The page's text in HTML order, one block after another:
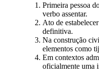
Primeira pessoa
verbo assentar.
Ato de
definitiva.
Na construção
elementos como
Em contextos
oficialmente uma